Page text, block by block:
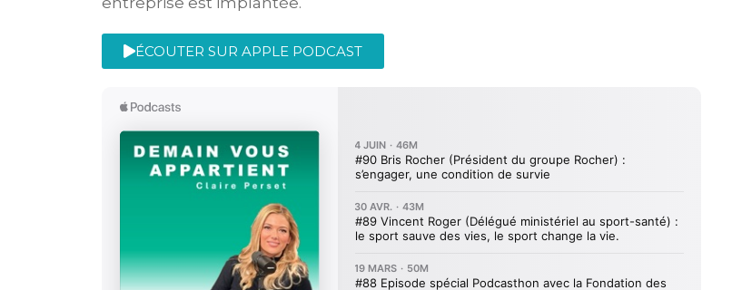
ÉCOUTER SUR APPLE PODCAST